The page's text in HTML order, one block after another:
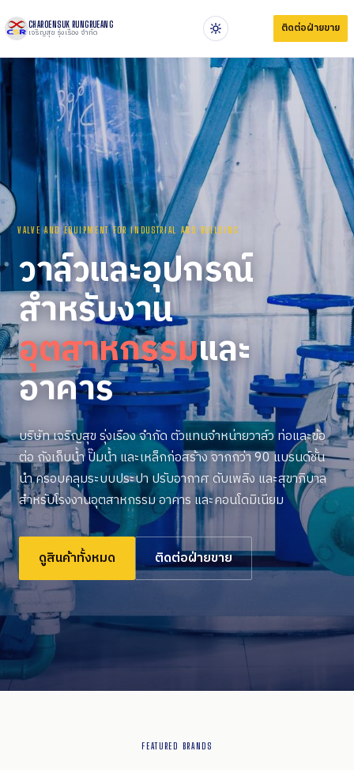
CHAROENSUK RUNGRUEANG
เจริญสุข รุ่งเรือง จำกัด ติดต่อฝ่ายขาย
VALVE AND EQUIPMENT FOR INDUSTRIAL AND BUILDING
วาล์วและอุปกรณ์
สำหรับงาน
อุตสาหกรรมและ
อาคาร
บริษัท เจริญสุข รุ่งเรือง จำกัด ตัวแทนจำหน่ายวาล์ว ท่อและข้อ
ต่อ ถังเก็บน้ำ ปั๊มน้ำ และเหล็กก่อสร้าง จากกว่า 90 แบรนด์ชั้น
นำ ครอบคลุมระบบประปา ปรับอากาศ ดับเพลิง และสุขาภิบาล
สำหรับโรงงานอุตสาหกรรม อาคาร และคอนโดมิเนียม
ดูสินค้าทั้งหมด ติดต่อฝ่ายขาย
FEATURED BRANDS